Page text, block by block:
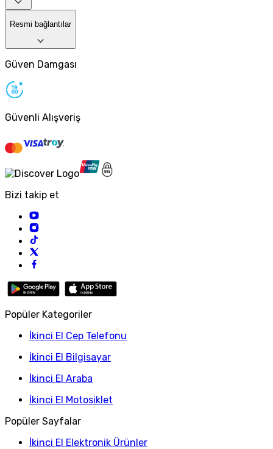
Resmi bağlantılar
Güven Damgası
Güvenli Alışveriş
Bizi takip et
Popüler Kategoriler
İkinci El Cep Telefonu
İkinci El Bilgisayar
İkinci El Araba
İkinci El Motosiklet
Popüler Sayfalar
İkinci El Elektronik Ürünler